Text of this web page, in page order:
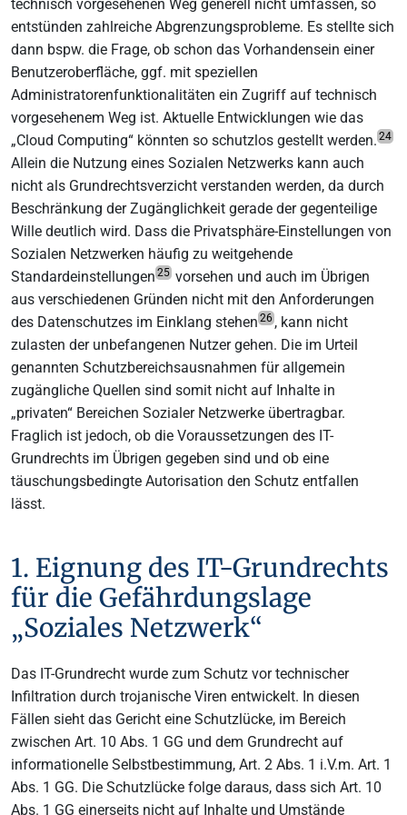
technisch vorgesehenen Weg generell nicht umfassen, so
entstünden zahlreiche Abgrenzungsprobleme. Es stellte sich
dann bspw. die Frage, ob schon das Vorhandensein einer
Benutzeroberfläche, ggf. mit speziellen
Administratorenfunktionalitäten ein Zugriff auf technisch
vorgesehenem Weg ist. Aktuelle Entwicklungen wie das
„Cloud Computing“ könnten so schutzlos gestellt werden. 24
Allein die Nutzung eines Sozialen Netzwerks kann auch
nicht als Grundrechtsverzicht verstanden werden, da durch
Beschränkung der Zugänglichkeit gerade der gegenteilige
Wille deutlich wird. Dass die Privatsphäre-Einstellungen von
Sozialen Netzwerken häufig zu weitgehende
Standardeinstellungen 25 vorsehen und auch im Übrigen
aus verschiedenen Gründen nicht mit den Anforderungen
des Datenschutzes im Einklang stehen 26 , kann nicht
zulasten der unbefangenen Nutzer gehen. Die im Urteil
genannten Schutzbereichsausnahmen für allgemein
zugängliche Quellen sind somit nicht auf Inhalte in
„privaten“ Bereichen Sozialer Netzwerke übertragbar.
Fraglich ist jedoch, ob die Voraussetzungen des IT-
Grundrechts im Übrigen gegeben sind und ob eine
täuschungsbedingte Autorisation den Schutz entfallen
lässt.
1. Eignung des IT-Grundrechts
für die Gefährdungslage
„Soziales Netzwerk“
Das IT-Grundrecht wurde zum Schutz vor technischer
Infiltration durch trojanische Viren entwickelt. In diesen
Fällen sieht das Gericht eine Schutzlücke, im Bereich
zwischen Art. 10 Abs. 1 GG und dem Grundrecht auf
informationelle Selbstbestimmung, Art. 2 Abs. 1 i.V.m. Art. 1
Abs. 1 GG. Die Schutzlücke folge daraus, dass sich Art. 10
Abs. 1 GG einerseits nicht auf Inhalte und Umstände